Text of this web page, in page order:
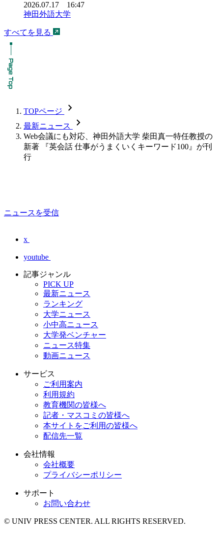
2026.07.17 16:47
神田外語大学
すべてを見る
TOPページ chevron_forward
最新ニュース chevron_forward
Web会議にも対応、神田外語大学 柴田真一特任教授の
新著 『英会話 仕事がうまくいくキーワード100』が刊
行
ニュースを受信
x
youtube
記事ジャンル
PICK UP
最新ニュース
ランキング
大学ニュース
小中高ニュース
大学発ベンチャー
ニュース特集
動画ニュース
サービス
ご利用案内
利用規約
教育機関の皆様へ
記者・マスコミの皆様へ
本サイトをご利用の皆様へ
配信先一覧
会社情報
会社概要
プライバシーポリシー
サポート
お問い合わせ
© UNIV PRESS CENTER. ALL RIGHTS RESERVED.